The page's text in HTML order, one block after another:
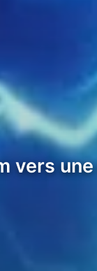
vers